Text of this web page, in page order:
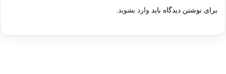
برای نوشتن دیدگاه باید وارد بشوید